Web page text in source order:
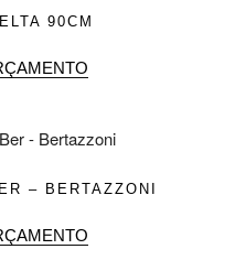
90CM
– BERTAZZONI